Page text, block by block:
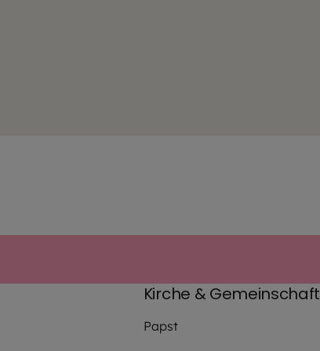
Kirche & Gemeinschaft
Papst